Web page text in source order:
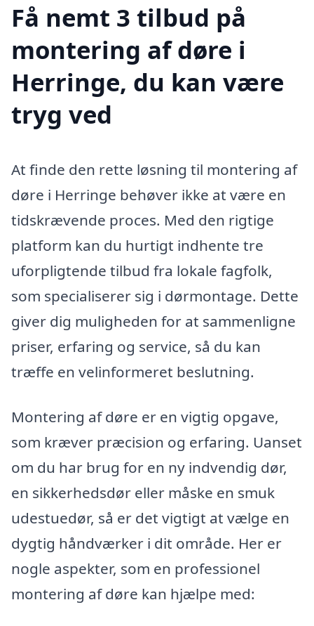
Få nemt 3 tilbud på
montering af døre i
Herringe, du kan være
tryg ved
At finde den rette løsning til montering af
døre i Herringe behøver ikke at være en
tidskrævende proces. Med den rigtige
platform kan du hurtigt indhente tre
uforpligtende tilbud fra lokale fagfolk,
som specialiserer sig i dørmontage. Dette
giver dig muligheden for at sammenligne
priser, erfaring og service, så du kan
træffe en velinformeret beslutning.
Montering af døre er en vigtig opgave,
som kræver præcision og erfaring. Uanset
om du har brug for en ny indvendig dør,
en sikkerhedsdør eller måske en smuk
udestuedør, så er det vigtigt at vælge en
dygtig håndværker i dit område. Her er
nogle aspekter, som en professionel
montering af døre kan hjælpe med: